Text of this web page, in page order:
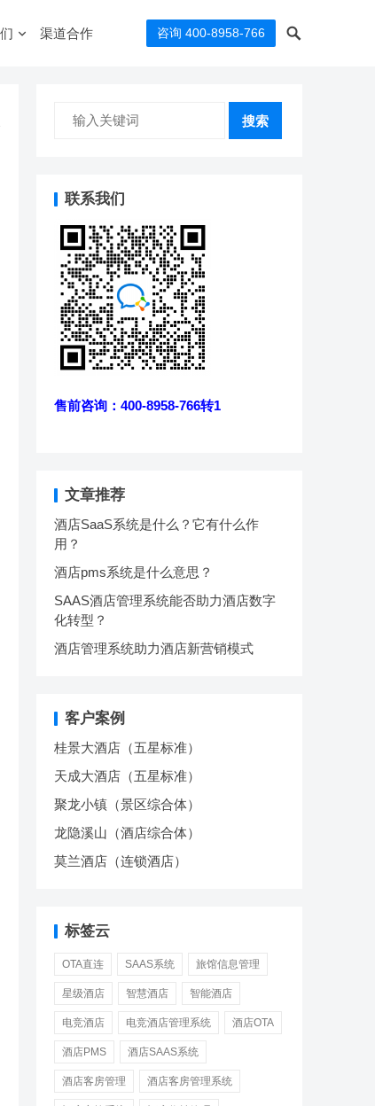
渠道合作 咨询 400-8958-766
搜索
联系我们
售前咨询：400-8958-766转1
文章推荐
酒店SaaS系统是什么？它有什么作
用？
酒店pms系统是什么意思？
SAAS酒店管理系统能否助力酒店数字
化转型？
酒店管理系统助力酒店新营销模式
客户案例
桂景大酒店（五星标准）
天成大酒店（五星标准）
聚龙小镇（景区综合体）
龙隐溪山（酒店综合体）
莫兰酒店（连锁酒店）
标签云
OTA直连 SAAS系统 旅馆信息管理
星级酒店 智慧酒店 智能酒店
电竞酒店 电竞酒店管理系统 酒店OTA
酒店PMS 酒店SAAS系统
酒店客房管理 酒店客房管理系统